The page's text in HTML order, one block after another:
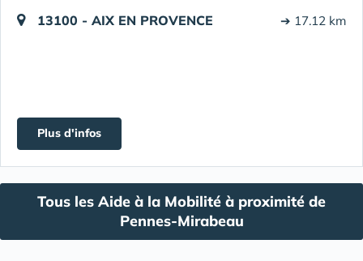
13100 - AIX EN PROVENCE ➔ 17.12 km
Plus d'infos
Tous les Aide à la Mobilité à proximité de
Pennes-Mirabeau